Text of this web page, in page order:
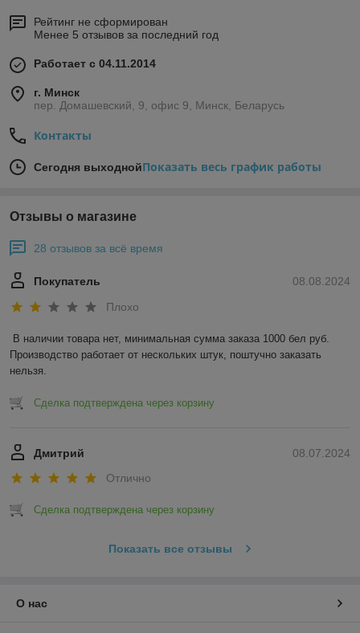
Рейтинг не сформирован
Менее 5 отзывов за последний год
Работает с 04.11.2014
г. Минск
пер. Домашевский, 9, офис 9, Минск, Беларусь
Контакты
Сегодня выходнойПоказать весь график работы
Отзывы о магазине
28 отзывов за всё время
08.08.2024
Покупатель
Плохо
В наличии товара нет, минимальная сумма заказа 1000 бел руб.
Производство работает от нескольких штук, поштучно заказать
нельзя.
Сделка подтверждена через корзину
08.07.2024
Дмитрий
Отлично
Сделка подтверждена через корзину
Показать все отзывы
О нас